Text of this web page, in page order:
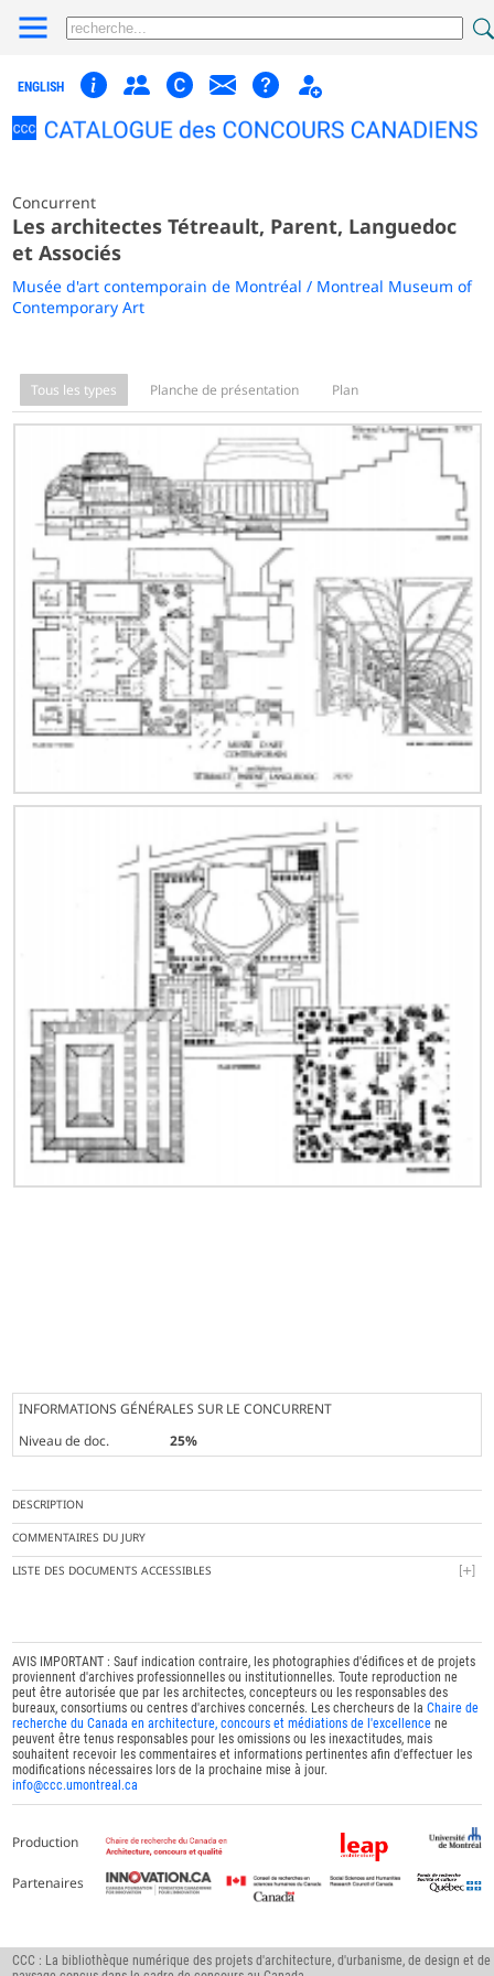
ENGLISH
Concurrent
Les architectes Tétreault, Parent, Languedoc
et Associés
Musée d'art contemporain de Montréal / Montreal Museum of
Contemporary Art
Tous les types Planche de présentation Plan
INFORMATIONS GÉNÉRALES SUR LE CONCURRENT
Niveau de doc.
25%
DESCRIPTION
COMMENTAIRES DU JURY
LISTE DES DOCUMENTS ACCESSIBLES
AVIS IMPORTANT : Sauf indication contraire, les photographies d'édifices et de projets
proviennent d'archives professionnelles ou institutionnelles. Toute reproduction ne
peut être autorisée que par les architectes, concepteurs ou les responsables des
bureaux, consortiums ou centres d'archives concernés. Les chercheurs de laChaire de
recherche du Canada en architecture, concours et médiations de l'excellence ne
peuvent être tenus responsables pour les omissions ou les inexactitudes, mais
souhaitent recevoir les commentaires et informations pertinentes afin d'effectuer les
modifications nécessaires lors de la prochaine mise à jour.
info@ccc.umontreal.ca
Production
Partenaires
CCC : La bibliothèque numérique des projets d'architecture, d'urbanisme, de design et de